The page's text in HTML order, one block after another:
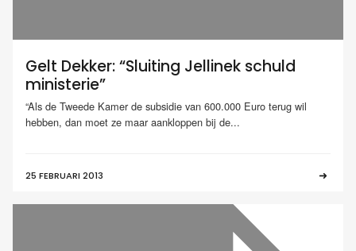
Gelt Dekker: “Sluiting Jellinek schuld
ministerie”
“Als de Tweede Kamer de subsidie van 600.000 Euro terug wil
hebben, dan moet ze maar aankloppen bij de...
25 FEBRUARI 2013